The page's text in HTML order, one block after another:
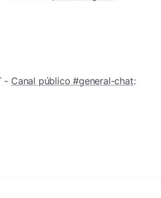
- Canal público #general-chat: